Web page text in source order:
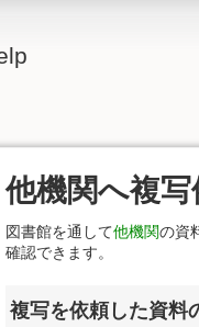
他機関へ複
図書館を通して他機関の資
確認できます。
複写を依頼した資料